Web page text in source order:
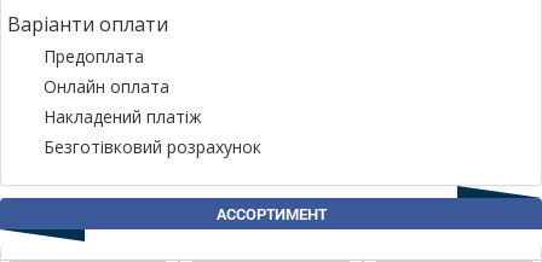
Варіанти оплати
Предоплата
Онлайн оплата
Накладений платіж
Безготівковий розрахунок
АССОРТИМЕНТ